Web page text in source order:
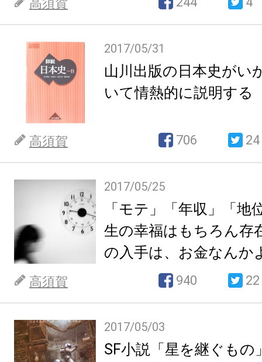
高須賀
2017/05/31
山川出版の日本史がい
いて情熱的に説明する
高須賀 706 24
2017/05/25
「モテ」「年収」「地
生の幸福はもちろん存
の入手は、お金なんか
高須賀 940 22
2017/05/03
SF小説「星を継ぐも